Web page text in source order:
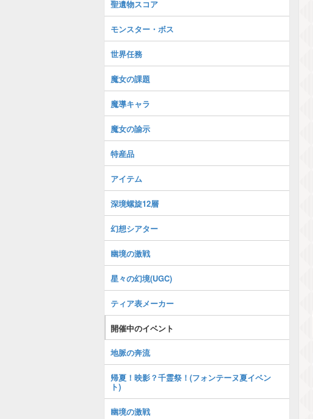
聖遺物スコア
モンスター・ボス
世界任務
魔女の課題
魔導キャラ
魔女の諭示
特産品
アイテム
深境螺旋12層
幻想シアター
幽境の激戦
星々の幻境(UGC)
ティア表メーカー
開催中のイベント
地脈の奔流
帰夏！映影？千霊祭！(フォンテーヌ夏イベン
ト)
幽境の激戦